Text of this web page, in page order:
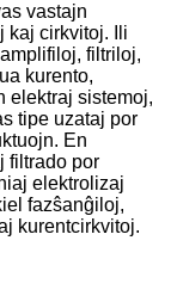
vastajn
kaj cirkvitoj. Ili
filtriloj,
kurento,
elektraj sistemoj,
tipe uzataj por
En
filtrado por
elektrolizaj
fazŝanĝiloj,
kurentcirkvitoj.